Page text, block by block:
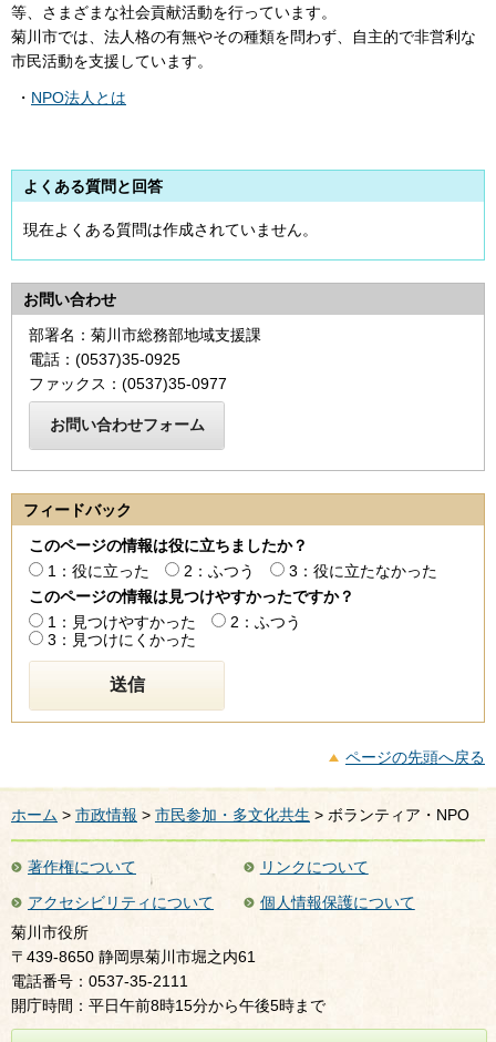
等、さまざまな社会貢献活動を行っています。
菊川市では、法人格の有無やその種類を問わず、自主的で非営利な
市民活動を支援しています。
・ NPO法人とは
よくある質問と回答
現在よくある質問は作成されていません。
お問い合わせ
部署名：菊川市総務部地域支援課
電話：(0537)35-0925
ファックス：(0537)35-0977
フィードバック
このページの情報は役に立ちましたか？
1：役に立った
2：ふつう
3：役に立たなかった
このページの情報は見つけやすかったですか？
1：見つけやすかった
2：ふつう
3：見つけにくかった
ページの先頭へ戻る
ホーム > 市政情報 > 市民参加・多文化共生 > ボランティア・NPO
著作権について
リンクについて
アクセシビリティについて
個人情報保護について
菊川市役所
〒439-8650 静岡県菊川市堀之内61
電話番号：0537-35-2111
開庁時間：平日午前8時15分から午後5時まで